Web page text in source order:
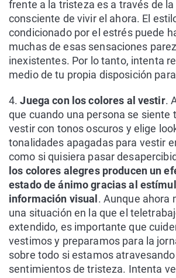
frente a la tristeza es a través de
consciente de vivir el ahora. El
condicionado por el estrés puede
muchas de esas sensaciones
inexistentes. Por lo tanto, intenta
medio de tu propia disposición
4.Juega con los colores al vestir.
que cuando una persona se siente
vestir con tonos oscuros y elige
tonalidades apagadas para vestir
como si quisiera pasar
los colores alegres producen un
estado de ánimo gracias al
información visual . Aunque ahora
una situación en la que el
extendido, es importante que
vestimos y preparamos para la
sobre todo si estamos
sentimientos de tristeza. Intenta